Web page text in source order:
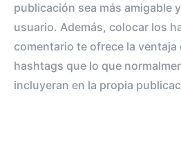
publicación sea más amigable
usuario. Además, colocar los
comentario te ofrece la ventaja
hashtags que lo que
incluyeran en la propia